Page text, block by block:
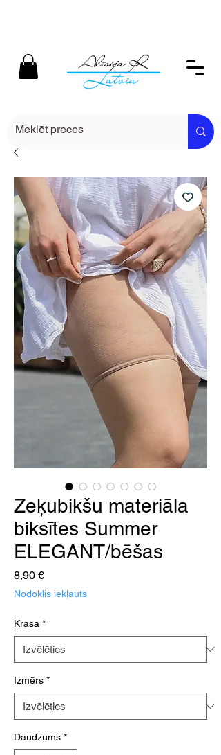
Zeķubikšu materiāla
biksītes Summer
ELEGANT/bēšas
8,90 €Cena
Nodoklis iekļauts
Krāsa *
Izmērs *
Daudzums *